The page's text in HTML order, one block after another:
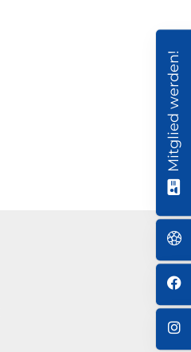
Mitglied werden!